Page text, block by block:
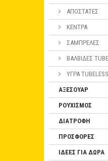
ΑΠΟΣΤΑΤΕΣ
ΚΕΝΤΡΑ
ΣΑΜΠΡΕΛΕΣ
ΒΑΛΒΙΔΕΣ
ΥΓΡΑ TUBELESS
ΑΞΕΣΟΥΑΡ
ΡΟΥΧΙΣΜΟΣ
ΔΙΑΤΡΟΦΗ
ΠΡΟΣΦΟΡΕΣ
ΙΔΕΕΣ ΓΙΑ ΔΩΡΑ